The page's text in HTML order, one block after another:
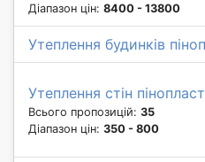
Діапазон цін: 8400 - 13800
Утеплення будинків
Утеплення стін
Всього пропозицій: 35
Діапазон цін: 350 - 800